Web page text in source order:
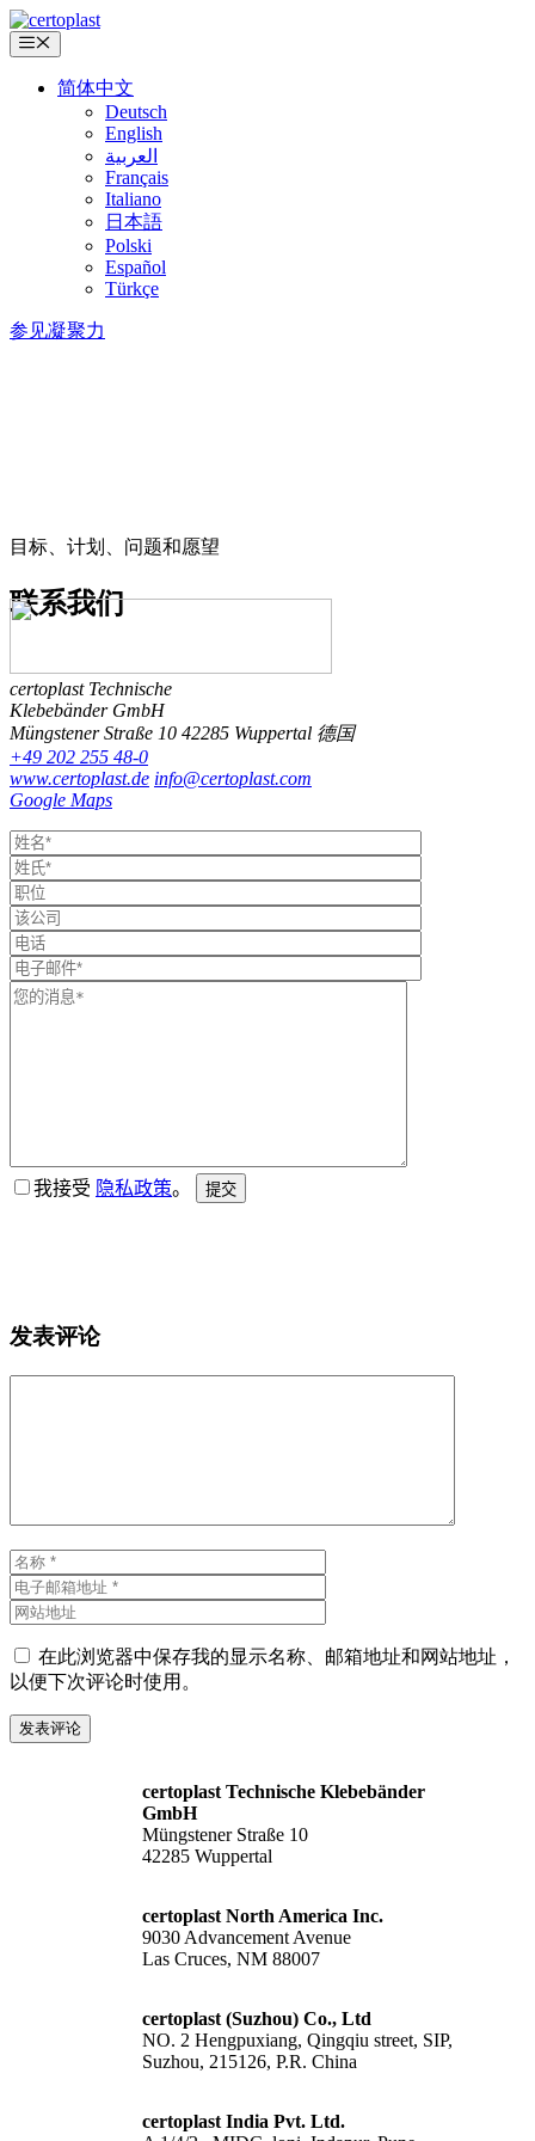
跳
至
菜
简体中文
Deutsch
English
العربية
Français
Italiano
日本語
Polski
Español
Türkçe
参见凝聚力
目标、计划、问题和愿望
联系我们
certoplast Technische
Klebebänder GmbH
Müngstener Straße 10 42285 Wuppertal 德国
+49 202 255 48-0
www.certoplast.de info@certoplast.com
Google Maps
我接受 隐私政策。 提交
发表评论
名
称
地
址
在此浏览器中保存我的显示名称、邮箱地址和网站地址，
以便下次评论时使用。
certoplast Technische Klebebänder
GmbH
Müngstener Straße 10
42285 Wuppertal
certoplast North America Inc.
9030 Advancement Avenue
Las Cruces, NM 88007
certoplast (Suzhou) Co., Ltd
NO. 2 Hengpuxiang, Qingqiu street, SIP,
Suzhou, 215126, P.R. China
certoplast India Pvt. Ltd.